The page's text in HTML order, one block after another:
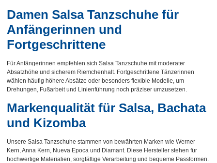
Damen Salsa Tanzschuhe für
Anfängerinnen und
Fortgeschrittene
Für Anfängerinnen empfehlen sich Salsa Tanzschuhe mit moderater
Absatzhöhe und sicherem Riemchenhalt. Fortgeschrittene Tänzerinnen
wählen häufig höhere Absätze oder besonders flexible Modelle, um
Drehungen, Fußarbeit und Linienführung noch präziser umzusetzen.
Markenqualität für Salsa, Bachata
und Kizomba
Unsere Salsa Tanzschuhe stammen von bewährten Marken wie Werner
Kern, Anna Kern, Nueva Epoca und Diamant. Diese Hersteller stehen für
hochwertige Materialien, sorgfältige Verarbeitung und bequeme Passformen.